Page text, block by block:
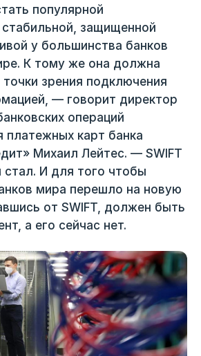
популярной
стабильной, защищенной
у большинства банков
К тому же она должна
зрения подключения
— говорит директор
операций
платежных карт банка
Михаил Лейтес. — SWIFT
стал. И для того чтобы
мира перешло на новую
от SWIFT, должен быть
а его сейчас нет.